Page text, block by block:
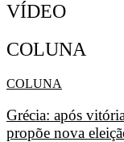
VÍDEO
COLUNA
COLUNA
Grécia: após
propõe nova